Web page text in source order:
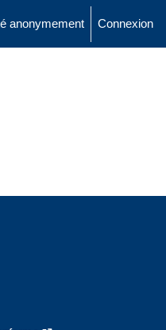
anonymement Connexion